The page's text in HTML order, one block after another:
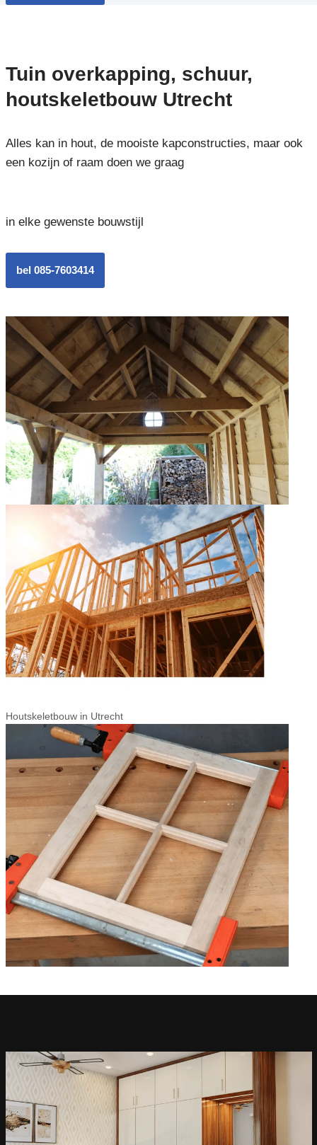
Tuin overkapping, schuur,
houtskeletbouw Utrecht
Alles kan in hout, de mooiste kapconstructies, maar ook
een kozijn of raam doen we graag
in elke gewenste bouwstijl
bel 085-7603414
Houtskeletbouw in Utrecht